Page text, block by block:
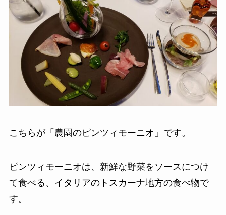
こちらが「農園のピンツィモーニオ」です。
ピンツィモーニオは、新鮮な野菜をソースにつけ
て食べる、イタリアのトスカーナ地方の食べ物で
す。